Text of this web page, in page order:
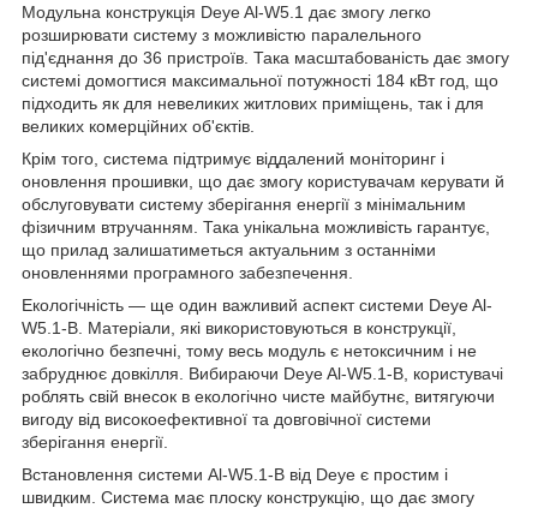
Модульна конструкція Deye Al-W5.1 дає змогу легко
розширювати систему з можливістю паралельного
під'єднання до 36 пристроїв. Така масштабованість дає змогу
системі домогтися максимальної потужності 184 кВт год, що
підходить як для невеликих житлових приміщень, так і для
великих комерційних об'єктів.
Крім того, система підтримує віддалений моніторинг і
оновлення прошивки, що дає змогу користувачам керувати й
обслуговувати систему зберігання енергії з мінімальним
фізичним втручанням. Така унікальна можливість гарантує,
що прилад залишатиметься актуальним з останніми
оновленнями програмного забезпечення.
Екологічність — ще один важливий аспект системи Deye Al-
W5.1-B. Матеріали, які використовуються в конструкції,
екологічно безпечні, тому весь модуль є нетоксичним і не
забруднює довкілля. Вибираючи Deye Al-W5.1-B, користувачі
роблять свій внесок в екологічно чисте майбутнє, витягуючи
вигоду від високоефективної та довговічної системи
зберігання енергії.
Встановлення системи Al-W5.1-B від Deye є простим і
швидким. Система має плоску конструкцію, що дає змогу